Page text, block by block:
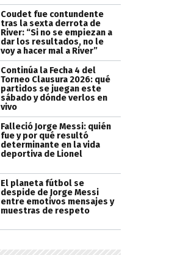
Coudet fue contundente
tras la sexta derrota de
River: “Si no se empiezan a
dar los resultados, no le
voy a hacer mal a River”
Continúa la Fecha 4 del
Torneo Clausura 2026: qué
partidos se juegan este
sábado y dónde verlos en
vivo
Falleció Jorge Messi: quién
fue y por qué resultó
determinante en la vida
deportiva de Lionel
El planeta fútbol se
despide de Jorge Messi
entre emotivos mensajes y
muestras de respeto